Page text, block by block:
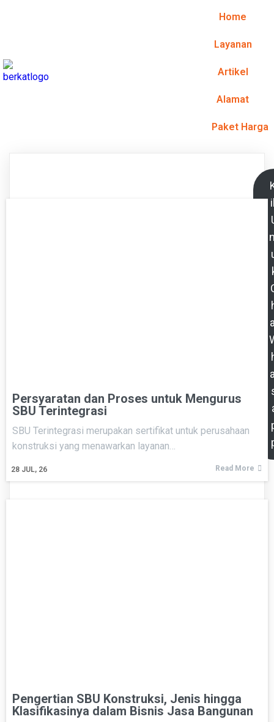
Home
Layanan
Artikel
Alamat
Paket Harga
Persyaratan dan Proses untuk Mengurus
SBU Terintegrasi
28 JUL, 26
SBU Terintegrasi merupakan sertifikat untuk perusahaan
konstruksi yang menawarkan layanan…
Read More
Pengertian SBU Konstruksi, Jenis hingga
Klasifikasinya dalam Bisnis Jasa Bangunan